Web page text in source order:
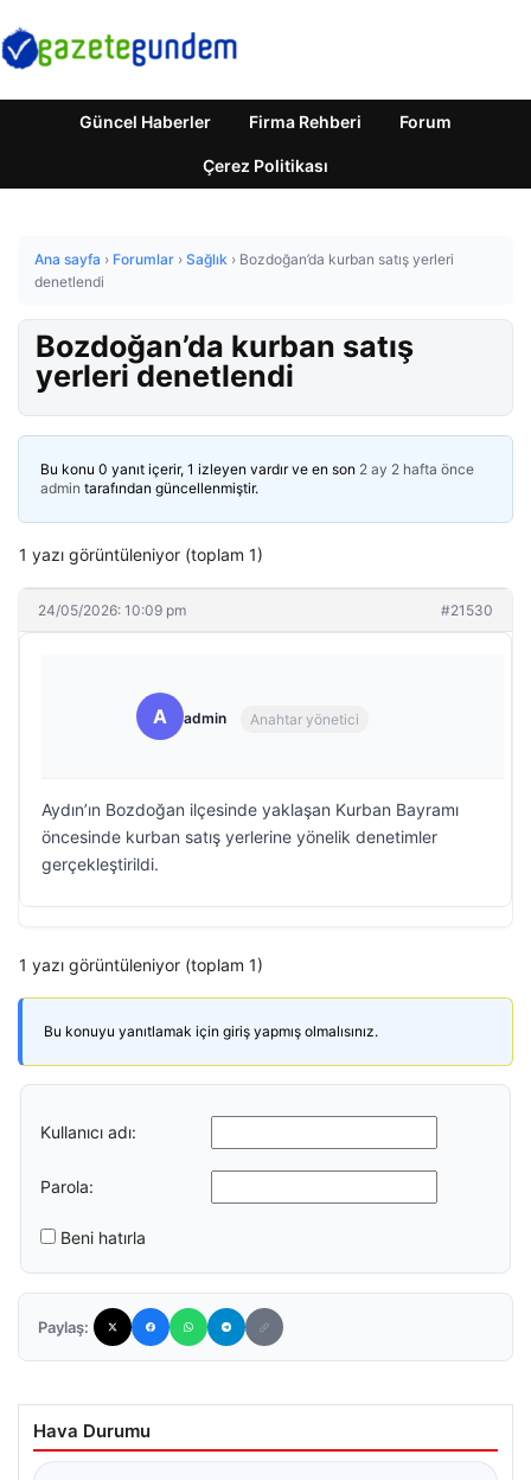
Güncel Haberler Firma Rehberi Forum
Çerez Politikası
Ana sayfa › Forumlar › Sağlık › Bozdoğan’da kurban satış yerleri
denetlendi
Bozdoğan’da kurban satış
yerleri denetlendi
Bu konu 0 yanıt içerir, 1 izleyen vardır ve en son 2 ay 2 hafta önce
admin tarafından güncellenmiştir.
1 yazı görüntüleniyor (toplam 1)
24/05/2026: 10:09 pm #21530
A admin Anahtar yönetici
Aydın’ın Bozdoğan ilçesinde yaklaşan Kurban Bayramı
öncesinde kurban satış yerlerine yönelik denetimler
gerçekleştirildi.
1 yazı görüntüleniyor (toplam 1)
Bu konuyu yanıtlamak için giriş yapmış olmalısınız.
Kullanıcı adı:
Parola:
Beni hatırla
Paylaş:
Hava Durumu